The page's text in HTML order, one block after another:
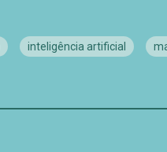
inteligência artificial